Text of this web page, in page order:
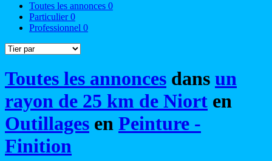
Toutes les annonces 0
Particulier0
Professionnel 0
Toutes les annonces dans un
rayon de 25 km de Niort en
Outillages en Peinture -
Finition